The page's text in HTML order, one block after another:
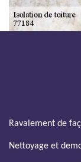
Ravalement de
Nettoyage et